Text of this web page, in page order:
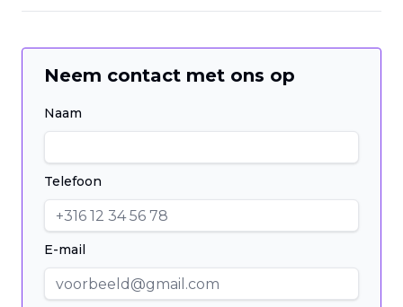
Neem contact met ons op
Naam
Telefoon
E-mail